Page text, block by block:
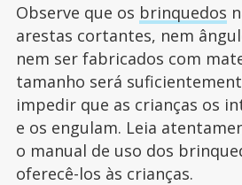
Observe que os brinquedos
arestas cortantes, nem
nem ser fabricados com
tamanho será
impedir que as crianças os
e os engulam. Leia
o manual de uso dos
oferecê-los às crianças.